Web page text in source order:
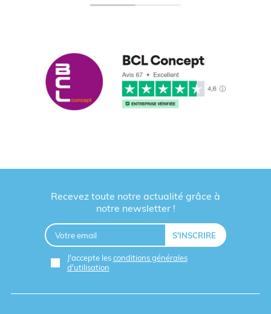
Recevez toute notre actualité grâce à
notre newsletter !
J'accepte lesconditions générales
d'utilisation